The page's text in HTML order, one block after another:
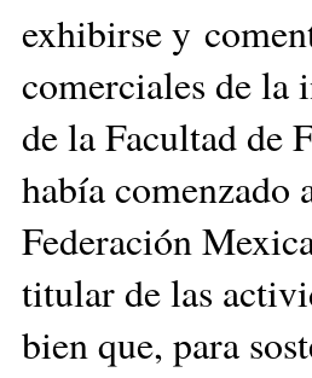
exhibirse y
comerciales de la
de la Facultad de
había comenzado
Federación
titular de las
bien que, para